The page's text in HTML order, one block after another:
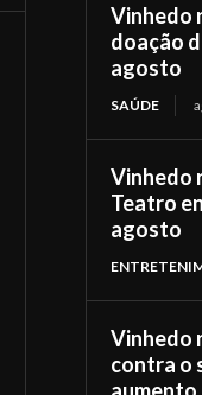
Vinhedo
doação
agosto
SAÚDE
Vinhedo
Teatro
agosto
Vinhedo
contra o